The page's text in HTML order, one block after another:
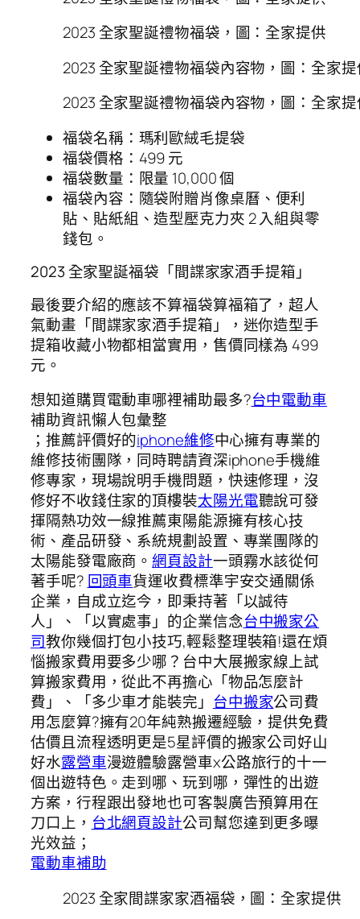
2023 全家聖誕禮物福袋，圖：全家提供
2023 全家聖誕禮物福袋內容物，圖：全家
2023 全家聖誕禮物福袋內容物，圖：全家
福袋名稱：瑪利歐絨毛提袋
福袋價格：499 元
福袋數量：限量 10,000 個
福袋內容：隨袋附贈肖像桌曆、便利
貼、貼紙組、造型壓克力夾 2 入組與零
錢包。
2023 全家聖誕福袋「間諜家家酒手提箱」
最後要介紹的應該不算福袋算福箱了，超人
氣動畫「間諜家家酒手提箱」，迷你造型手
提箱收藏小物都相當實用，售價同樣為 499
元。
想知道購買電動車哪裡補助最多?台中電動車
補助資訊懶人包彙整
；推薦評價好的iphone維修中心擁有專業的
維修技術團隊，同時聘請資深iphone手機維
修專家，現場說明手機問題，快速修理，沒
修好不收錢住家的頂樓裝太陽光電聽說可發
揮隔熱功效一線推薦東陽能源擁有核心技
術、產品研發、系統規劃設置、專業團隊的
太陽能發電廠商。網頁設計一頭霧水該從何
著手呢? 回頭車貨運收費標準宇安交通關係
企業，自成立迄今，即秉持著「以誠待
人」、「以實處事」的企業信念台中搬家公
司教你幾個打包小技巧,輕鬆整理裝箱!還在煩
惱搬家費用要多少哪？台中大展搬家線上試
算搬家費用，從此不再擔心「物品怎麼計
費」、「多少車才能裝完」 台中搬家公司費
用怎麼算?擁有20年純熟搬遷經驗，提供免費
估價且流程透明更是5星評價的搬家公司好山
好水露營車漫遊體驗露營車x公路旅行的十一
個出遊特色。走到哪、玩到哪，彈性的出遊
方案，行程跟出發地也可客製廣告預算用在
刀口上， 台北網頁設計公司幫您達到更多曝
光效益；
電動車補助
2023 全家間諜家家酒福袋，圖：全家提供